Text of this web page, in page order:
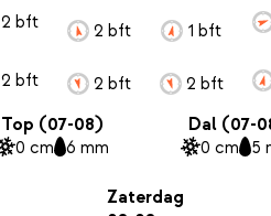
2 bft
2 bft
2 bft
2 bft
1 bft
2 bft
Top (07-08)
0 cm 6 mm
Dal (07-
0 cm 5
Zaterdag